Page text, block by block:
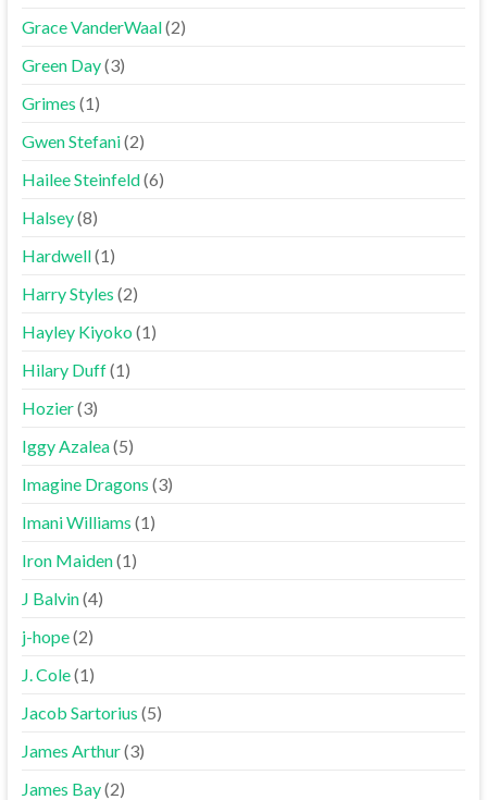
Grace VanderWaal(2)
Green Day(3)
Grimes (1)
Gwen Stefani(2)
Hailee Steinfeld(6)
Halsey(8)
Hardwell(1)
Harry Styles (2)
Hayley Kiyoko(1)
Hilary Duff(1)
Hozier(3)
Iggy Azalea(5)
Imagine Dragons (3)
Imani Williams (1)
Iron Maiden(1)
J Balvin(4)
j-hope(2)
J. Cole(1)
Jacob Sartorius (5)
James Arthur(3)
James Bay(2)